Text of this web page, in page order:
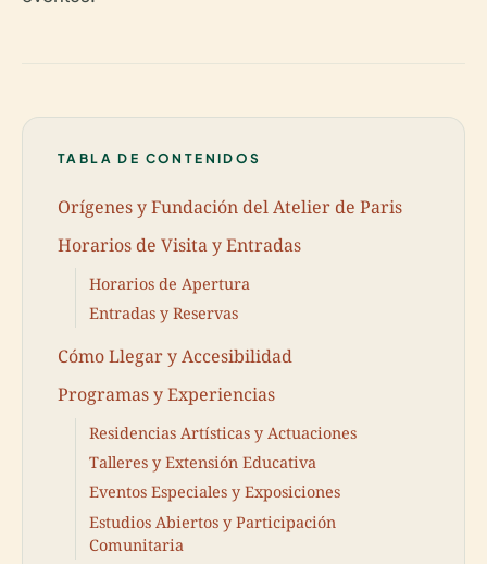
TABLA DE CONTENIDOS
Orígenes y Fundación del Atelier de Paris
Horarios de Visita y Entradas
Horarios de Apertura
Entradas y Reservas
Cómo Llegar y Accesibilidad
Programas y Experiencias
Residencias Artísticas y Actuaciones
Talleres y Extensión Educativa
Eventos Especiales y Exposiciones
Estudios Abiertos y Participación
Comunitaria